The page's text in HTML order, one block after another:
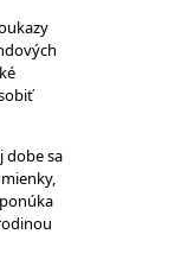
dobe sa